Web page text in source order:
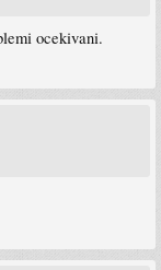
ocekivani.